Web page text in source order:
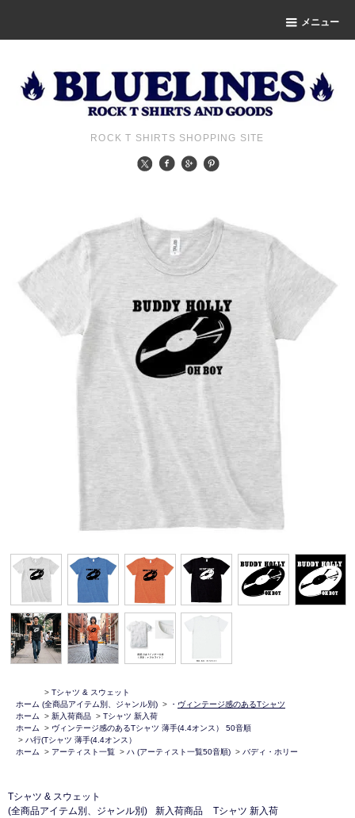
メニュー
ROCK T SHIRTS SHOPPING SITE
ホーム
> Tシャツ & スウェット
(全商品アイテム別、ジャンル別) > ・ ヴィンテージ感のあるTシャツ
ホーム
> 新入荷商品 > Tシャツ 新入荷
ホーム
> ヴィンテージ感のあるTシャツ 薄手(4.4オンス） 50音順
> ハ行(Tシャツ 薄手(4.4オンス）
ホーム
> アーティスト一覧 > ハ (アーティスト一覧50音順) > バディ・ホリー
Tシャツ & スウェット
(全商品アイテム別、ジャンル別)
新入荷商品
Tシャツ 新入荷